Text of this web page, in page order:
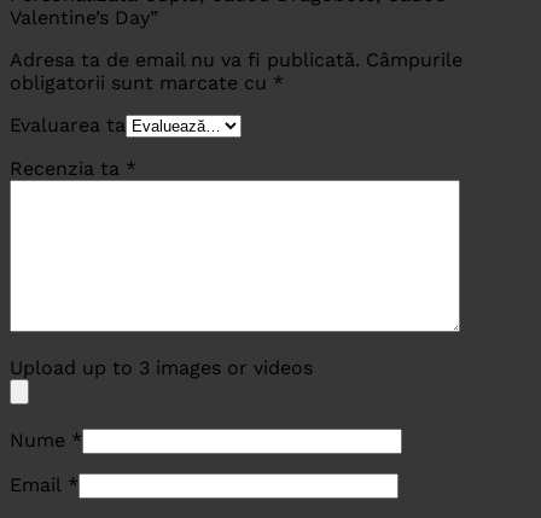
Valentine’s Day”
Adresa ta de email nu va fi publicată. Câmpurile
obligatorii sunt marcate cu *
Evaluarea ta
Recenzia ta *
Upload up to 3 images or videos
Nume *
Email *